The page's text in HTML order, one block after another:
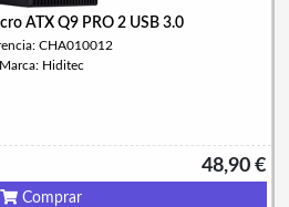
ATX Q9 PRO 2 USB 3.0
CHA010012
Marca: Hiditec
48,90 €
Comprar